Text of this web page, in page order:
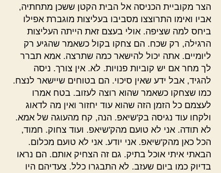
הצר מקוביית הכניסה אל הבית הקטן ששכן מתחתיה,
אביו ואימו התרוצצו מסביבו בעליצות מוגברת אפילו
ביחס למה שציפה. אולי בעצם זאת הייתה העליצות
הרגילה, רק שכח. הם צחקו בקול כשאמר שהגיע רק
ליומיים. אתה יכול להישאר כמה שתרצה. אמא תברר
לך מחר אם יש קוביות פנויות. לא. אין צורך. ניסה
להגיד, אבל ידע שאין סיכוי. הם בטוחים שיישאר לנצח.
כמו שצחקו כשאמר שהוא רוצה לעזוב. בטח אמרו
לעצמם כל הזמן הזה שהוא עוד יחזור ואין מה לדאוג
ולקחו עוד נגיסה בק'שיאפ. הנה, קח מהעוגה של אמא.
לא תודה. אני לא טועם מהק'שיאפ. ועוד צחוק. חמוד,
הכל כאן מהק'שיאפ. אני יודע. אני לא טועם מכלום.
הבאתי איתי אוכל בתיק. גם זה הצחיק אותם. הם נראו
בדיוק כמו ביום שעזב. לא התבגרו כלל. צעדיהם היו